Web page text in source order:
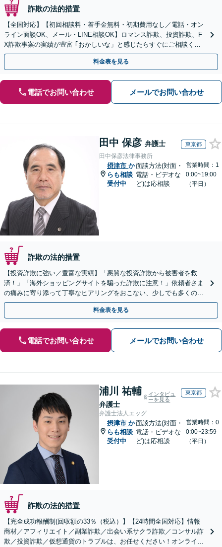
詐欺の法的措置
【全国対応】【初回相談料・着手金無料・初期費用なし／電話・オン
ライン面談OK、メール・LINE相談OK】ロマンス詐欺、投資詐欺、F
X詐欺事案の実績が豊富 ｢おかしいな」と感じたらすぐにご相談くだ
さい。
料金表を見る
電話でお問い合わせ メールでお問い合わせ
田中 保彦 弁護士 東京都
田中保彦法律事務所
摂津市 か
らも相談
受付中
面談方法(対面・
電話・ビデオな
ど)は応相談
営業時間：1
0:00~19:00
（平日）
詐欺の法的措置
【投資詐欺に強い／豊富な実績】「悪質な投資詐欺から被害者を救
済！」「海外ショッピングサイトを騙った詐欺に注意！」依頼者さま
の痛みに寄り添って丁寧なヒアリングをおこない、少しでも多くの返
金が得られるよう尽力します！
料金表を見る
電話でお問い合わせ メールでお問い合わせ
浦川 祐輔
弁護士
インタビュ
ーを見る
東京都
弁護士法人エッグ
摂津市 か
らも相談
受付中
面談方法(対面・
電話・ビデオな
ど)は応相談
営業時間：0
0:00~23:59
（平日）
詐欺の法的措置
【完全成功報酬制(回収額の33％（税込）】【24時間全国対応】情報
商材／アフィリエイト／副業詐欺／出会い系サクラ詐欺／コンサル詐
欺／投資詐欺／仮想通貨のトラブルは、お任せください！オンライン